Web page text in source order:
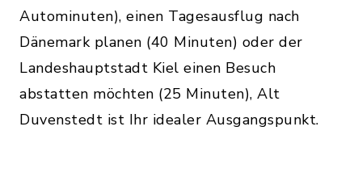
Autominuten), einen Tagesausflug nach
Dänemark planen (40 Minuten) oder der
Landeshauptstadt Kiel einen Besuch
abstatten möchten (25 Minuten), Alt
Duvenstedt ist Ihr idealer Ausgangspunkt.